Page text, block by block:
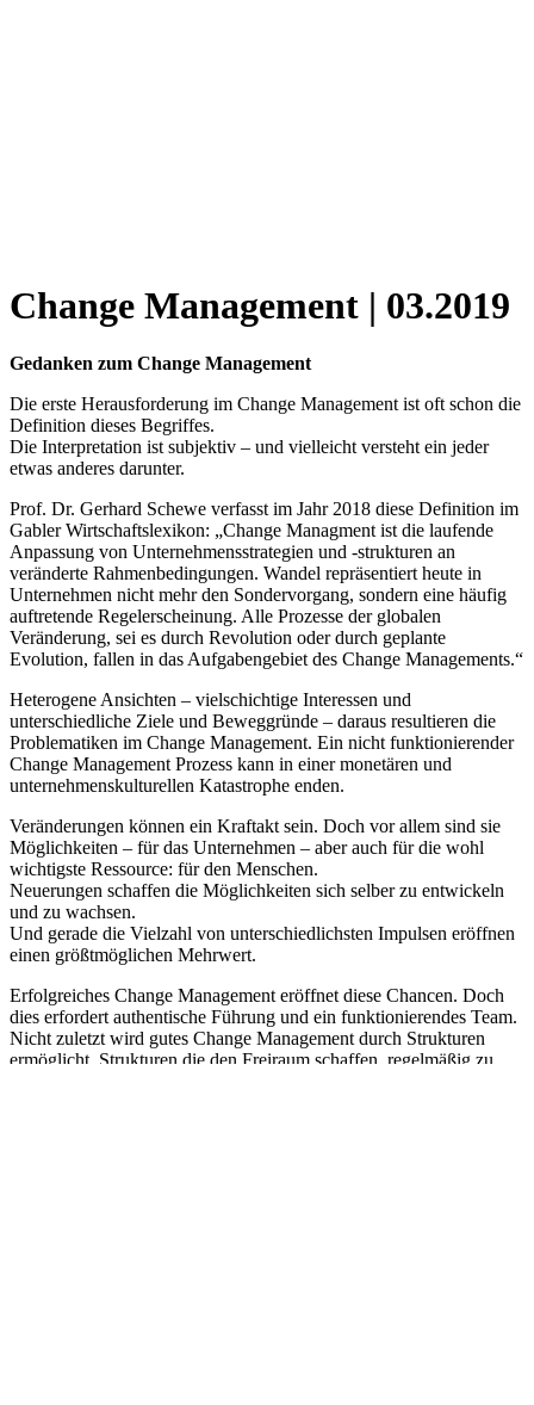
Change Management | 03.2019
Gedanken zum Change Management
Die erste Herausforderung im Change Management ist oft schon die
Definition dieses Begriffes.
Die Interpretation ist subjektiv – und vielleicht versteht ein jeder
etwas anderes darunter.
Prof. Dr. Gerhard Schewe verfasst im Jahr 2018 diese Definition im
Gabler Wirtschaftslexikon: „Change Managment ist die laufende
Anpassung von Unternehmensstrategien und -strukturen an
veränderte Rahmenbedingungen. Wandel repräsentiert heute in
Unternehmen nicht mehr den Sondervorgang, sondern eine häufig
auftretende Regelerscheinung. Alle Prozesse der globalen
Veränderung, sei es durch Revolution oder durch geplante
Evolution, fallen in das Aufgabengebiet des Change Managements.“
Heterogene Ansichten – vielschichtige Interessen und
unterschiedliche Ziele und Beweggründe – daraus resultieren die
Problematiken im Change Management. Ein nicht funktionierender
Change Management Prozess kann in einer monetären und
unternehmenskulturellen Katastrophe enden.
Veränderungen können ein Kraftakt sein. Doch vor allem sind sie
Möglichkeiten – für das Unternehmen – aber auch für die wohl
wichtigste Ressource: für den Menschen.
Neuerungen schaffen die Möglichkeiten sich selber zu entwickeln
und zu wachsen.
Und gerade die Vielzahl von unterschiedlichsten Impulsen eröffnen
einen größtmöglichen Mehrwert.
Erfolgreiches Change Management eröffnet diese Chancen. Doch
dies erfordert authentische Führung und ein funktionierendes Team.
Nicht zuletzt wird gutes Change Management durch Strukturen
ermöglicht. Strukturen die den Freiraum schaffen, regelmäßig zu